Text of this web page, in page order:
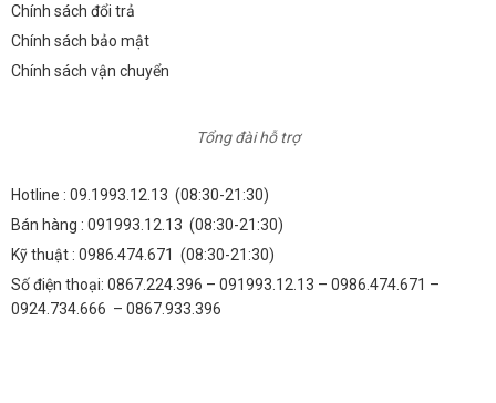
Chính sách đổi trả
Chính sách bảo mật
Chính sách vận chuyển
Tổng đài hỗ trợ
Hotline : 09.1993.12.13 (08:30-21:30)
Bán hàng : 091993.12.13 (08:30-21:30)
Kỹ thuật : 0986.474.671 (08:30-21:30)
Số điện thoại: 0867.224.396 – 091993.12.13 – 0986.474.671 –
0924.734.666 – 0867.933.396